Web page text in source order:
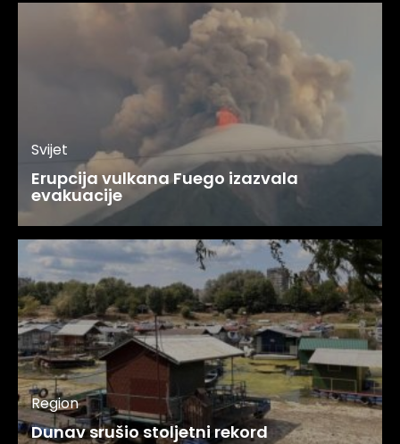
Svijet
Erupcija vulkana Fuego izazvala
evakuacije
Region
Dunav srušio stoljetni rekord